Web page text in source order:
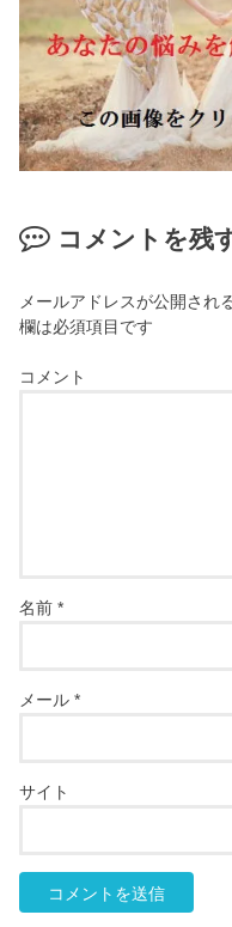
コメントを残
メールアドレスが公開され
欄は必須項目です
コメント
名前*
メール*
サイト